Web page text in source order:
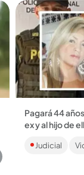
Pagará 44
ex y al hijo de
El hombre de
expareja,
Judicial